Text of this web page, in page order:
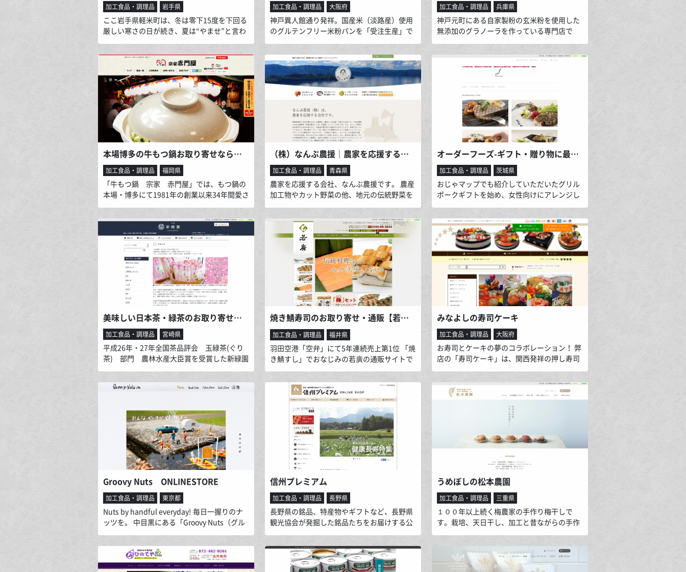
加工食品・調理品 岩手県
ここ岩手県軽米町は、冬は零下15度を下回る
厳しい寒さの日が続き、夏は“やませ”と言わ
れる海からのつめたい風が吹く、大変厳しい
気候ですが、そんな環境が故に良質のヒエ、
ソバ、小麦などの穀物を育んできました。 私
たち古舘製麺所は、明治42年（1909年）の創
業で、今でも地元の原料にこだわり、昔なが
らの製法を頑なに守りながら、地元の農家と
一緒になって地場産業の復活を目指していま
す。
加工食品・調理品 大阪府
神戸異人館通り発祥。国産米（淡路産）使用
のグルテンフリー米粉パンを「受注生産」で
販売している、ちょっと変わったお店です。
海外を含めて多くのお客様に好評頂いてお
り、防腐剤や着色料などの添加物を使ってい
ないのでお子様にも安心してお召し上がり頂
けます。 また、パスタ・うどん・焼きそば・
ラーメンなどの米粉生麺の販売も行ってお
り、パンだけでなくグルテンフリー食品のラ
インナップが今後も拡大予定です。
加工食品・調理品 兵庫県
神戸元町にある自家製粉の玄米粉を使用した
無添加のグラノーラを作っている専門店で
す。使用している玄米は店主の地元鳥取県で
自家栽培しています。ナッツ、ドライフルー
ツも有機または漂白剤や酸化防止剤など不使
用の、体にやさしい素材です。そのほかにも
自分たちが食べていいと思ったもの、グラノ
ーラを合うものを販売しています。
本場博多の牛もつ鍋お取り寄せなら宗家 赤門屋
加工食品・調理品 福岡県
「牛もつ鍋 宗家 赤門屋」では、もつ鍋の
本場・博多にて1981年の創業以来34年間愛さ
れてきたもつ鍋を、全国にお届けしていま
す。拘りのもつ鍋が手軽にご家庭で再現出来
ちゃうんです。まだ出来たばかりのサイトで
すが、美味しい物って誰かに教えたくなりま
せんか？ご利用頂いたお客様がまた別のお客
様にご紹介頂き、少しずつ全国に赤門屋のフ
ァンが増えています。これからも全国に笑顔
の輪を広げていきたいと思ってます。
（株）なんぶ農援｜農家を応援する会社、なんぶ農援ホームページです。
加工食品・調理品 青森県
農家を応援する会社、なんぶ農援です。 農産
加工物やカット野菜の他、地元の伝統野菜を
見直して加工品を開発・販売しています。 南
部藩の殿様が持ち込んだという謂れのある
「妙丹柿」を、地元名久井農業高校と共同開
発した「妙丹柿チョコディップ」は、新聞や
テレビなどでも取り上げられています。
オーダーフーズ-ギフト・贈り物に最適の女性向けグルメサイト-
加工食品・調理品 茨城県
おじゃマップでも紹介していただいたグリル
ポークギフトを始め、女性向けにアレンジし
たチャーシューギフトを開発。 贈り物、ギフ
トに最適な女性向けのグルメサイトです。 今
までにないギフト商品を取り扱っておりま
す。
美味しい日本茶・緑茶のお取り寄せ・公式通販｜専門店 新緑園
加工食品・調理品 宮崎県
平成26年・27年全国茶品評会 玉緑茶(ぐり
茶) 部門 農林水産大臣賞を受賞した新緑園
のお茶を通販で販売しています。 各種の賞を
受賞し、ＡＮＡの国際線ファーストクラスで
も使用されているこだわりと美味しさがつま
ます。 平成27年全国茶品評会静岡大会出品に
際し、全国から100点以上の出品があった
中、1等1席（1位）の農林大臣賞を頂くこと
が出来ました。
焼き鯖寿司のお取り寄せ・通販【若廣オンラインショップ】
加工食品・調理品 福井県
羽田空港「空弁」にて5年連続売上第1位 「焼
き鯖すし」でおなじみの若廣の通販サイトで
す。一番人気、肉厚でジューシーな「焼き鯖
すし」はお子様からご年配の方まで幅広い年
齢層の方から「クセがなく食べやすい」と大
変ご好評いただいています。是非一度ご賞味
ください。“クセ”はないけれども、あなたも
きっと“クセ”になりますよ。
みなよしの寿司ケーキ
加工食品・調理品 大阪府
お寿司とケーキの夢のコラボレーション！ 弊
店の「寿司ケーキ」は、関西発祥の押し寿司
を弊店独自の製法で洋風にアレンジし、さら
に日本の伝統技術「むきもの（飾り包丁）」
を組み合わせたオリジナル商品です。 豊富な
海の幸と大地の恵み（お米）がひとつにな
り、複雑かつまろやかなハーモニーを奏でる
寿司ケーキを是非お楽しみください。
Groovy Nuts ONLINESTORE
加工食品・調理品 東京都
Nuts by handful everyday! 毎日一握りのナ
ッツを。 中目黒にある「Groovy Nuts（グル
ーヴィナッツ）」の店舗は日本初のナッツ専
門店です。天然のサプリメントともいわれて
いるナッツは体にもおいしい最高の味方で
す。オンラインストはで１つ１つ丁寧に焼き
信州プレミアム
加工食品・調理品 長野県
長野県の銘品、特産物やギフトなど、長野県
観光協会が発掘した銘品たちをお届けする公
式ショッピングサイトです。銘品の裏のスト
ーリーやこだわりも詳しくご紹介。信州の土
地や人々の魅力も発見していただけます。楽
しみながらお買物ができます。
うめぼしの松本農園
加工食品・調理品 三重県
１００年以上続く梅農家の手作り梅干しで
す。栽培、天日干し、加工と昔ながらの手作
りにこだわり一粒一粒丁寧に造りお客様にお
届けします。 人気のはちみつ梅干しから、昔
ながらのすっぱい梅干しまで５種類の梅干し
や梅加工品、梅干しマスキングテープなどを